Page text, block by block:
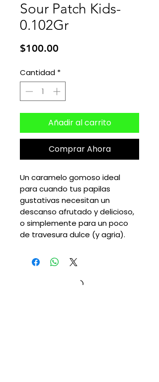
Sour Patch Kids-
0.102Gr
$100.00
Cantidad *
Añadir al carrito
Comprar Ahora
Un caramelo gomoso ideal
para cuando tus papilas
gustativas necesitan un
descanso afrutado y delicioso,
o simplemente para un poco
de travesura dulce (y agria).